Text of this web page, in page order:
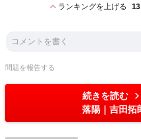
expand_lessランキングを上げる 13
問題を報告する
続きを読む chevron_right
落陽 吉田拓